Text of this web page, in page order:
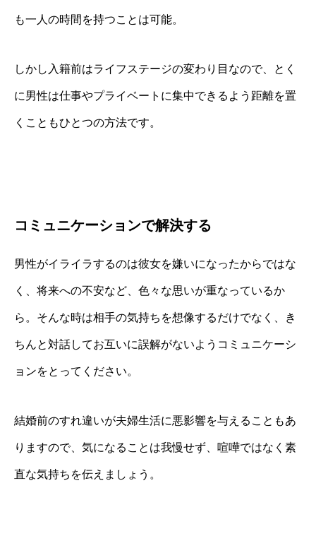
も一人の時間を持つことは可能。
しかし入籍前はライフステージの変わり目なので、とく
に男性は仕事やプライベートに集中できるよう距離を置
くこともひとつの方法です。
コミュニケーションで解決する
男性がイライラするのは彼女を嫌いになったからではな
く、将来への不安など、色々な思いが重なっているか
ら。そんな時は相手の気持ちを想像するだけでなく、き
ちんと対話してお互いに誤解がないようコミュニケーシ
ョンをとってください。
結婚前のすれ違いが夫婦生活に悪影響を与えることもあ
りますので、気になることは我慢せず、喧嘩ではなく素
直な気持ちを伝えましょう。